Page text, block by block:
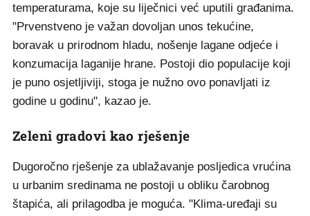
temperaturama, koje su liječnici već uputili građanima.
"Prvenstveno je važan dovoljan unos tekućine,
boravak u prirodnom hladu, nošenje lagane odjeće i
konzumacija laganije hrane. Postoji dio populacije koji
je puno osjetljiviji, stoga je nužno ovo ponavljati iz
godine u godinu", kazao je.
Zeleni gradovi kao rješenje
Dugoročno rješenje za ublažavanje posljedica vrućina
u urbanim sredinama ne postoji u obliku čarobnog
štapića, ali prilagodba je moguća. "Klima-uređaji su